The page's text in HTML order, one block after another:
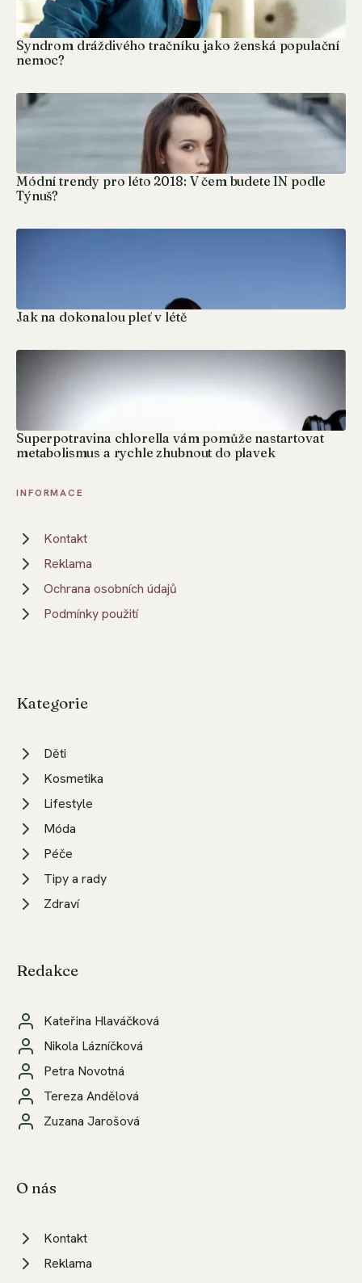
Syndrom dráždivého tračníku jako ženská populační
nemoc?
Módní trendy pro léto 2018: V čem budete IN podle
Týnuš?
Jak na dokonalou pleť v létě
Superpotravina chlorella vám pomůže nastartovat
metabolismus a rychle zhubnout do plavek
INFORMACE
Kontakt
Reklama
Ochrana osobních údajů
Podmínky použití
Kategorie
Děti
Kosmetika
Lifestyle
Móda
Péče
Tipy a rady
Zdraví
Redakce
Kateřina Hlaváčková
Nikola Lázníčková
Petra Novotná
Tereza Andělová
Zuzana Jarošová
O nás
Kontakt
Reklama